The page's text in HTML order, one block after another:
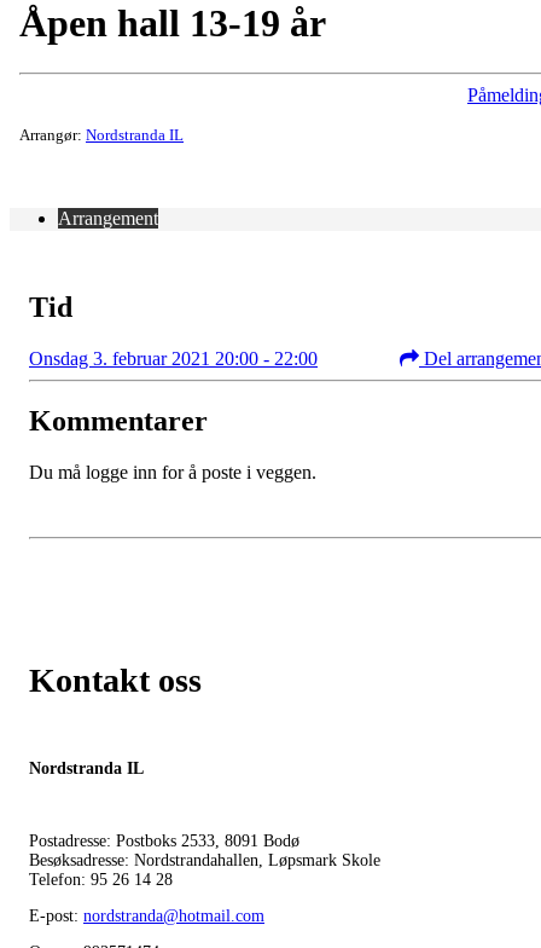
Åpen hall 13-19 år
Arrangør: Nordstranda IL
Arrangement
Tid
Onsdag 3. februar 2021 20:00 - 22:00 Del
Kommentarer
Du må logge inn for å poste i veggen.
Kontakt oss
Nordstranda IL
Postadresse: Postboks 2533, 8091 Bodø
Besøksadresse: Nordstrandahallen, Løpsmark Skole
Telefon: 95 26 14 28
E-post: nordstranda@hotmail.com